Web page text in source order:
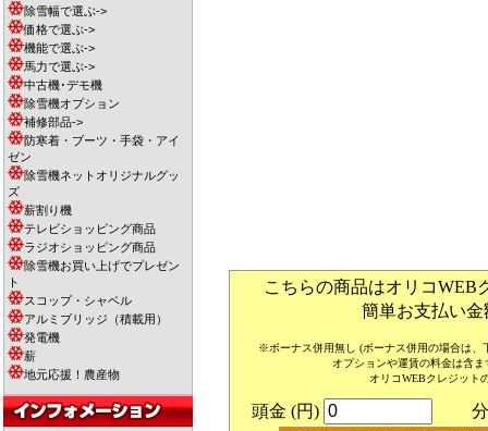
除雪幅で選ぶ->
価格で選ぶ->
機能で選ぶ->
馬力で選ぶ->
中古機･デモ機
除雪機オプション
補修部品->
防寒着・ブーツ・手袋・アイ
ゼン
除雪機ネットオリジナルグッ
ズ
薪割り機
テレビショッピング商品
ラジオショッピング商品
除雪機お買い上げでプレゼン
ト
スコップ・シャベル
アルミブリッジ（積載用）
発電機
薪
地元応援！農産物
こちらの商品はオリコWEB
簡単お支払い
※ボーナス併用無し (ボーナス併用の場合は、
オプションや運賃の料金は含
オリコWEBクレジット
頭金 (円) 分